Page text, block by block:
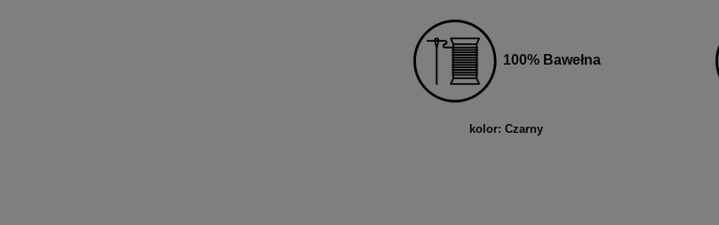
100% Bawełna
kolor: Czarny